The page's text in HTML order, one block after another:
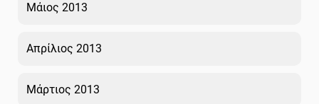
Μάιος 2013
Απρίλιος 2013
Μάρτιος 2013